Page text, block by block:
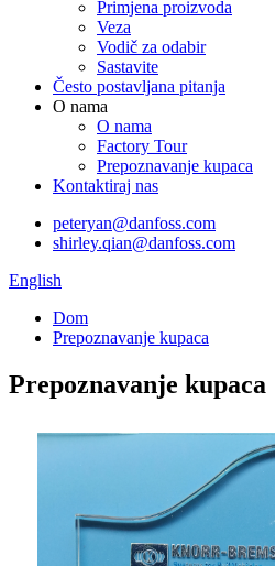
Primjena proizvoda
Veza
Vodič za odabir
Sastavite
Često postavljana pitanja
O nama
O nama
Factory Tour
Prepoznavanje kupaca
Kontaktiraj nas
peteryan@danfoss.com
shirley.qian@danfoss.com
English
Dom
Prepoznavanje kupaca
Prepoznavanje kupaca